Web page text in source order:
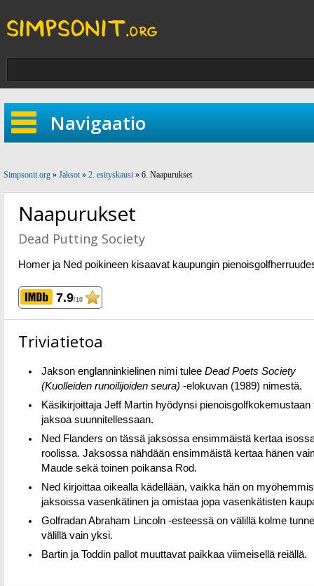
Navigaatio
Simpsonit.org » Jaksot» 2. esityskausi » 6. Naapurukset
Naapurukset
Dead Putting Society
Homer ja Ned poikineen kisaavat kaupungin
7.9/10
Triviatietoa
Jakson englanninkielinen nimi tulee Dead Poets Society
(Kuolleiden runoilijoiden seura) -elokuvan (1989) nimestä.
Käsikirjoittaja Jeff Martin hyödynsi pienoisgolfkokemustaan
jaksoa suunnitellessaan.
Ned Flanders on tässä jaksossa ensimmäistä kertaa
roolissa. Jaksossa nähdään ensimmäistä kertaa hänen
Maude sekä toinen poikansa Rod.
Ned kirjoittaa oikealla kädellään, vaikka hän on
jaksoissa vasenkätinen ja omistaa jopa vasenkätisten
Golfradan Abraham Lincoln -esteessä on välillä kolme
välillä vain yksi.
Bartin ja Toddin pallot muuttavat paikkaa viimeisellä reiällä.